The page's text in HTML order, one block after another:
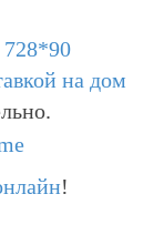
на дом
!